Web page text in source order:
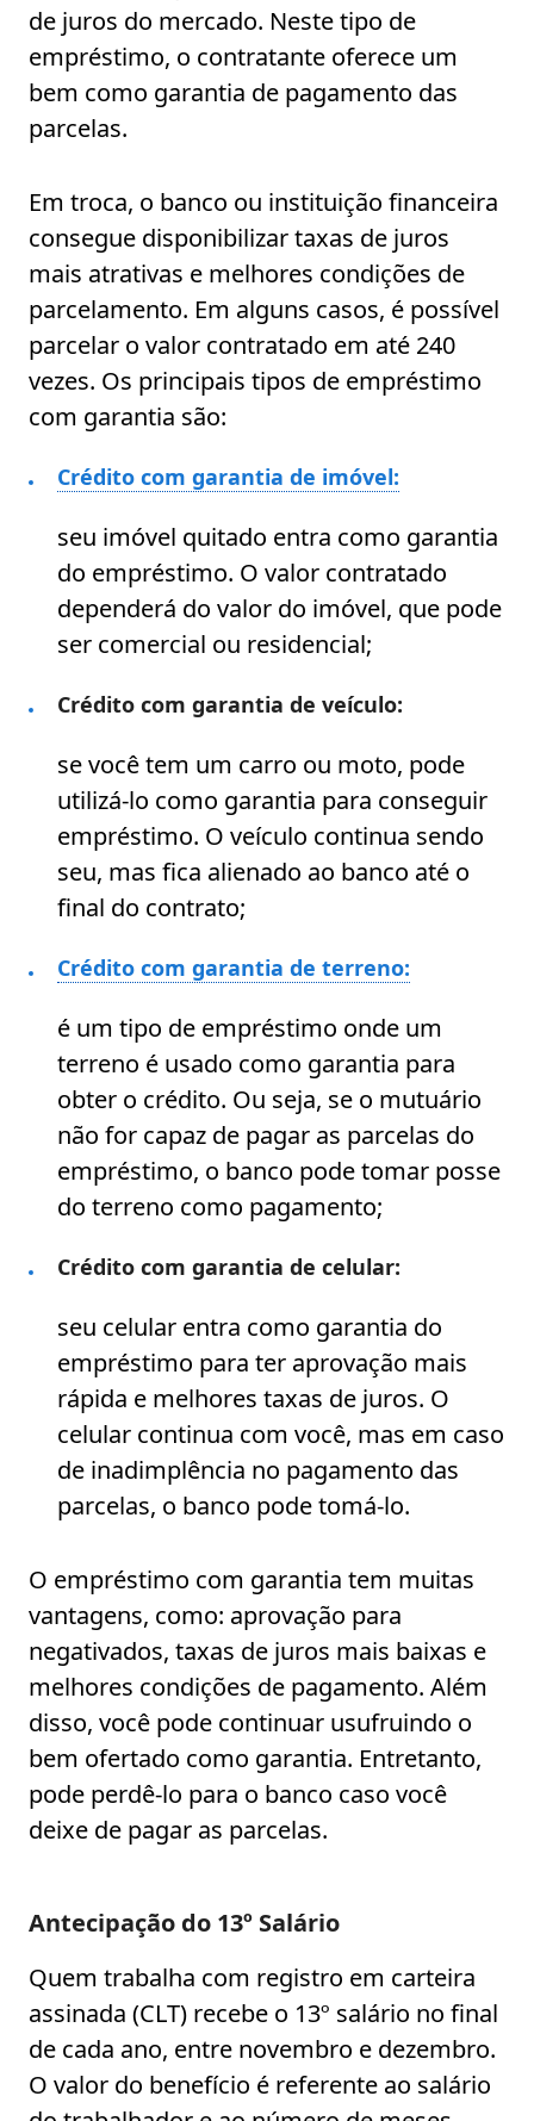
de juros do mercado. Neste tipo de
empréstimo, o contratante oferece um
bem como garantia de pagamento das
parcelas.
Em troca, o banco ou instituição financeira
consegue disponibilizar taxas de juros
mais atrativas e melhores condições de
parcelamento. Em alguns casos, é possível
parcelar o valor contratado em até 240
vezes. Os principais tipos de empréstimo
com garantia são:
Crédito com garantia de imóvel:
seu imóvel quitado entra como garantia
do empréstimo. O valor contratado
dependerá do valor do imóvel, que pode
ser comercial ou residencial;
Crédito com garantia de veículo:
se você tem um carro ou moto, pode
utilizá-lo como garantia para conseguir
empréstimo. O veículo continua sendo
seu, mas fica alienado ao banco até o
final do contrato;
Crédito com garantia de terreno:
é um tipo de empréstimo onde um
terreno é usado como garantia para
obter o crédito. Ou seja, se o mutuário
não for capaz de pagar as parcelas do
empréstimo, o banco pode tomar posse
do terreno como pagamento;
Crédito com garantia de celular:
seu celular entra como garantia do
empréstimo para ter aprovação mais
rápida e melhores taxas de juros. O
celular continua com você, mas em caso
de inadimplência no pagamento das
parcelas, o banco pode tomá-lo.
O empréstimo com garantia tem muitas
vantagens, como: aprovação para
negativados, taxas de juros mais baixas e
melhores condições de pagamento. Além
disso, você pode continuar usufruindo o
bem ofertado como garantia. Entretanto,
pode perdê-lo para o banco caso você
deixe de pagar as parcelas.
Antecipação do 13º Salário
Quem trabalha com registro em carteira
assinada (CLT) recebe o 13º salário no final
de cada ano, entre novembro e dezembro.
O valor do benefício é referente ao salário